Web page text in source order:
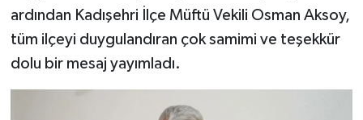
ardından Kadışehri İlçe Müftü Vekili Osman Aksoy,
tüm ilçeyi duygulandıran çok samimi ve teşekkür
dolu bir mesaj yayımladı.